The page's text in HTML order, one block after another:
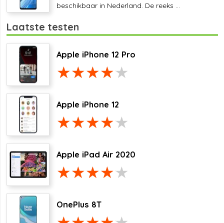
beschikbaar in Nederland. De reeks ...
Laatste testen
Apple iPhone 12 Pro
Apple iPhone 12
Apple iPad Air 2020
OnePlus 8T